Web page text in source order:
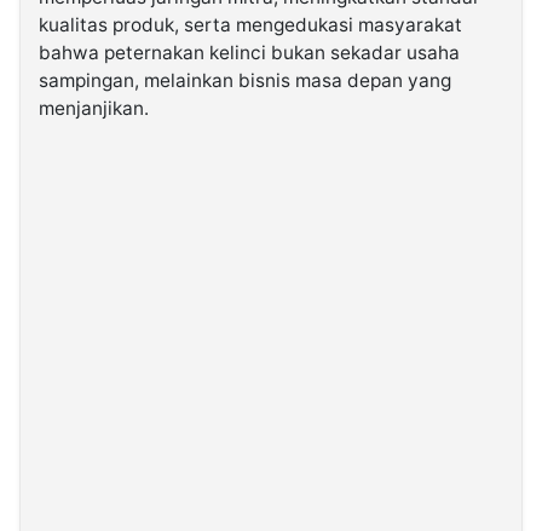
kualitas produk, serta mengedukasi masyarakat
bahwa peternakan kelinci bukan sekadar usaha
sampingan, melainkan bisnis masa depan yang
menjanjikan.